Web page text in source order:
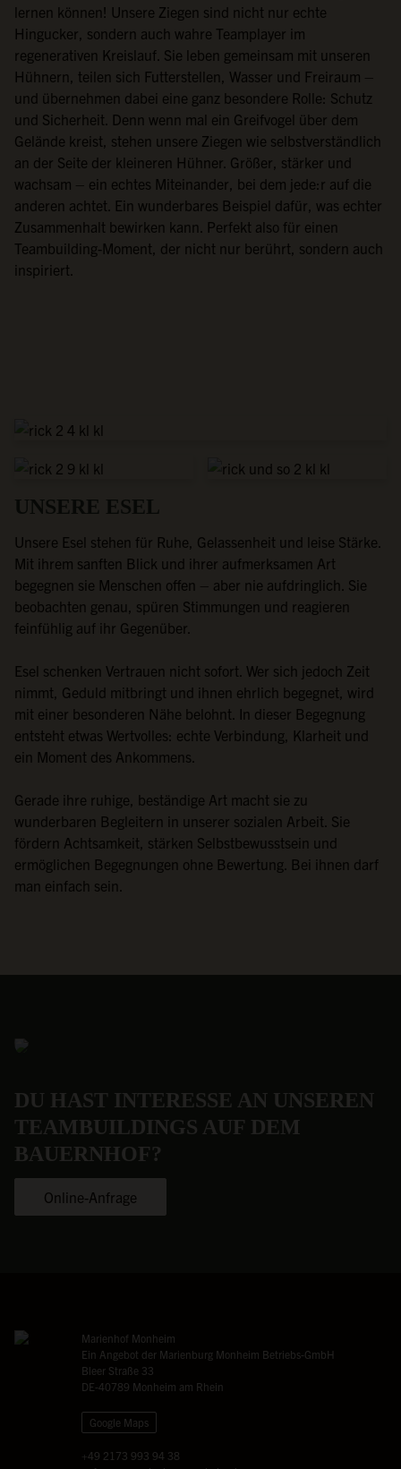
lernen können! Unsere Ziegen sind nicht nur echte
Hingucker, sondern auch wahre Teamplayer im
regenerativen Kreislauf. Sie leben gemeinsam mit unseren
Hühnern, teilen sich Futterstellen, Wasser und Freiraum –
und übernehmen dabei eine ganz besondere Rolle: Schutz
und Sicherheit. Denn wenn mal ein Greifvogel über dem
Gelände kreist, stehen unsere Ziegen wie selbstverständlich
an der Seite der kleineren Hühner. Größer, stärker und
wachsam – ein echtes Miteinander, bei dem jede:r auf die
anderen achtet. Ein wunderbares Beispiel dafür, was echter
Zusammenhalt bewirken kann. Perfekt also für einen
Teambuilding-Moment, der nicht nur berührt, sondern auch
inspiriert.
UNSERE ESEL
Unsere Esel stehen für Ruhe, Gelassenheit und leise Stärke.
Mit ihrem sanften Blick und ihrer aufmerksamen Art
begegnen sie Menschen offen – aber nie aufdringlich. Sie
beobachten genau, spüren Stimmungen und reagieren
feinfühlig auf ihr Gegenüber.
Esel schenken Vertrauen nicht sofort. Wer sich jedoch Zeit
nimmt, Geduld mitbringt und ihnen ehrlich begegnet, wird
mit einer besonderen Nähe belohnt. In dieser Begegnung
entsteht etwas Wertvolles: echte Verbindung, Klarheit und
ein Moment des Ankommens.
Gerade ihre ruhige, beständige Art macht sie zu
wunderbaren Begleitern in unserer sozialen Arbeit. Sie
fördern Achtsamkeit, stärken Selbstbewusstsein und
ermöglichen Begegnungen ohne Bewertung. Bei ihnen darf
man einfach sein.
DU HAST INTERESSE AN UNSEREN
TEAMBUILDINGS AUF DEM
BAUERNHOF?
Online-Anfrage
Marienhof Monheim
Ein Angebot der Marienburg Monheim Betriebs-GmbH
Bleer Straße 33
DE-40789 Monheim am Rhein
Google Maps
+49 2173 993 94 38